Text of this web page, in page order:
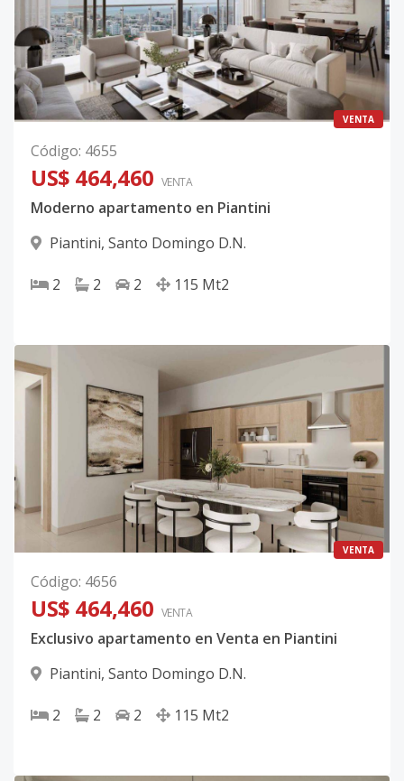
VENTA
Código: 4655
US$ 464,460 VENTA
Moderno apartamento en Piantini
Piantini, Santo Domingo D.N.
2 2 2 115 Mt2
VENTA
Código: 4656
US$ 464,460 VENTA
Exclusivo apartamento en Venta en Piantini
Piantini, Santo Domingo D.N.
2 2 2 115 Mt2